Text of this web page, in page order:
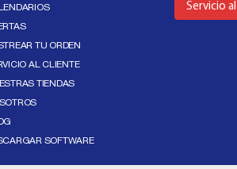
TU ORDEN
AL CLIENTE
TIENDAS
SOFTWARE
Servicio